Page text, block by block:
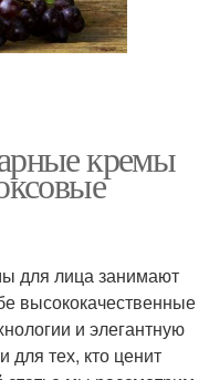
кремы
для лица занимают
высококачественные
и элегантную
для тех, кто ценит